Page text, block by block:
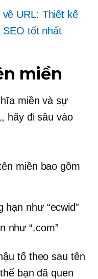
URL: Thiết kế
SEO tốt nhất
miền
miền và sự
hãy đi sâu vào
miền bao gồm
hạn như “ecwid”
như “.com”
tố theo sau tên
bạn đã quen